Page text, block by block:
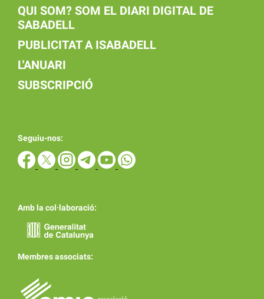
QUI SOM? SOM EL DIARI DIGITAL DE
SABADELL
PUBLICITAT A ISABADELL
L'ANUARI
SUBSCRIPCIÓ
Seguiu-nos:
Amb la col·laboració:
Membres associats: